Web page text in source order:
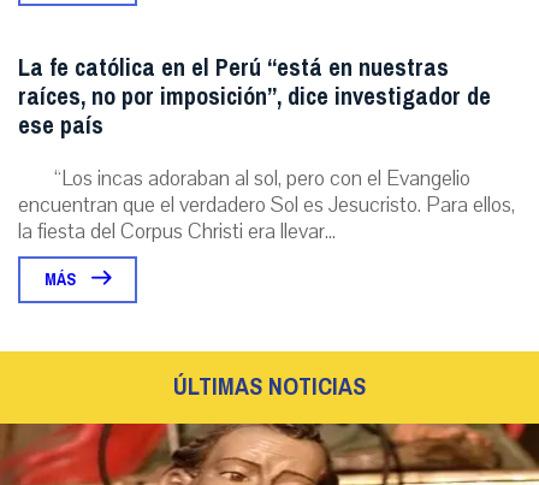
La fe católica en el Perú “está en nuestras
raíces, no por imposición”, dice investigador de
ese país
“Los incas adoraban al sol, pero con el Evangelio
encuentran que el verdadero Sol es Jesucristo. Para ellos,
la fiesta del Corpus Christi era llevar...
MÁS
ÚLTIMAS NOTICIAS